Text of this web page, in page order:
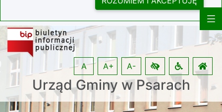
Urząd Gminy w Psarach
A A+ A-